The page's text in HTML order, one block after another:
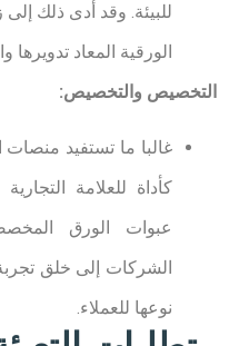
للبيئة. وقد أدى ذلك
الورقية المعاد تدويرها
التخصيص والتخصيص:
غالبا ما تستفيد منصات
كأداة للعلامة
عبوات الورق
الشركات إلى خلق
نوعها للعملاء.